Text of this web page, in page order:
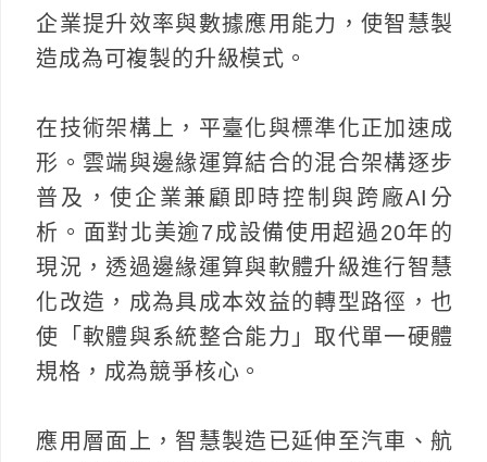
企業提升效率與數據應用能力，使智慧製
造成為可複製的升級模式。
在技術架構上，平臺化與標準化正加速成
形。雲端與邊緣運算結合的混合架構逐步
普及，使企業兼顧即時控制與跨廠AI分
析。面對北美逾7成設備使用超過20年的
現況，透過邊緣運算與軟體升級進行智慧
化改造，成為具成本效益的轉型路徑，也
使「軟體與系統整合能力」取代單一硬體
規格，成為競爭核心。
應用層面上，智慧製造已延伸至汽車、航